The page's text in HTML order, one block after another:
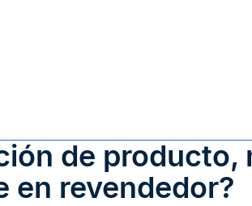
de producto,
en revendedor?